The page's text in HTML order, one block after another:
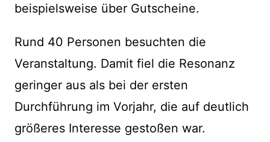
beispielsweise über Gutscheine.
Rund 40 Personen besuchten die
Veranstaltung. Damit fiel die Resonanz
geringer aus als bei der ersten
Durchführung im Vorjahr, die auf deutlich
größeres Interesse gestoßen war.